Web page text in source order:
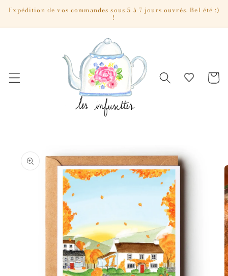
et passer
contenu
Expédition de vos commandes sous 5 à 7 jours ouvrés. Bel été :)
!
Panier
informations
produits